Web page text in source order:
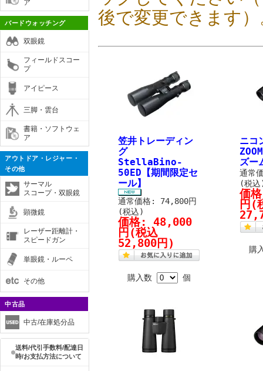
ア
バードウォッチング
双眼鏡
フィールドスコー
プ
アイピース
三脚・雲台
書籍・ソフトウェ
ア
アウトドア・レジャー・
その他
サーマル
スコープ・双眼鏡
顕微鏡
レーザー距離計・
スピードガン
単眼鏡・ルーペ
その他
中古品
中古/在庫処分品
送料/代引手数料/配達日
時/お支払方法について
後で変更できます
笠井トレーディン
グ
StellaBino-
50ED【期間限定セ
ール】
通常価格: 74,800円
(税込)
価格: 48,000
円 (税込
52,800円)
購入数 個
ニコ
ズ
通常
(税
価
円 (
購